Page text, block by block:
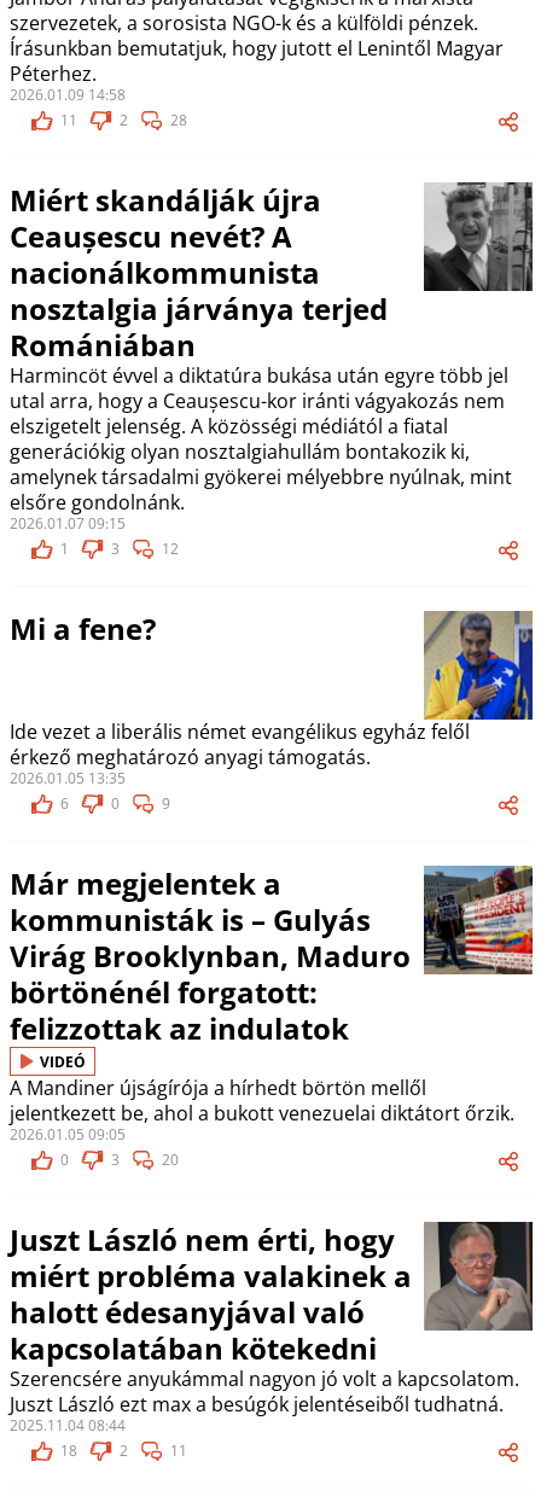
szervezetek, a sorosista NGO-k és a külföldi pénzek.
Írásunkban bemutatjuk, hogy jutott el Lenintől Magyar
Péterhez.
2026.01.09 14:58
11
2 28
Miért skandálják újra
Ceaușescu nevét? A
nacionálkommunista
nosztalgia járványa terjed
Romániában
Harmincöt évvel a diktatúra bukása után egyre több jel
utal arra, hogy a Ceaușescu-kor iránti vágyakozás nem
elszigetelt jelenség. A közösségi médiától a fiatal
generációkig olyan nosztalgiahullám bontakozik ki,
amelynek társadalmi gyökerei mélyebbre nyúlnak, mint
elsőre gondolnánk.
2026.01.07 09:15
1
3 12
Mi a fene?
Ide vezet a liberális német evangélikus egyház felől
érkező meghatározó anyagi támogatás.
2026.01.05 13:35
6
0 9
Már megjelentek a
kommunisták is – Gulyás
Virág Brooklynban, Maduro
börtönénél forgatott:
felizzottak az indulatok
VIDEÓ
A Mandiner újságírója a hírhedt börtön mellől
jelentkezett be, ahol a bukott venezuelai diktátort őrzik.
2026.01.05 09:05
0
3 20
Juszt László nem érti, hogy
miért probléma valakinek a
halott édesanyjával való
kapcsolatában kötekedni
Szerencsére anyukámmal nagyon jó volt a kapcsolatom.
Juszt László ezt max a besúgók jelentéseiből tudhatná.
2025.11.04 08:44
18
2 11